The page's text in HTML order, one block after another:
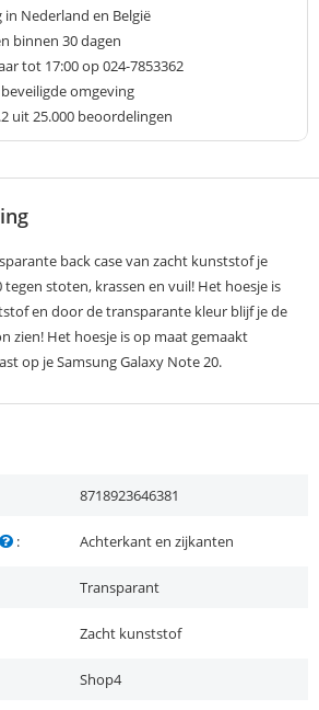
Nederland en België
binnen 30 dagen
tot 17:00 op 024-7853362
omgeving
uit 25.000 beoordelingen
back case van zacht kunststof je
tegen stoten, krassen en vuil! Het hoesje is
en door de transparante kleur blijf je de
zien! Het hoesje is op maat gemaakt
op je Samsung Galaxy Note 20.
8718923646381
: Achterkant en zijkanten
Transparant
Zacht kunststof
Shop4